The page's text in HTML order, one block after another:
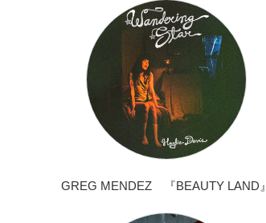
GREG MENDEZ 『BEAUTY LAND』